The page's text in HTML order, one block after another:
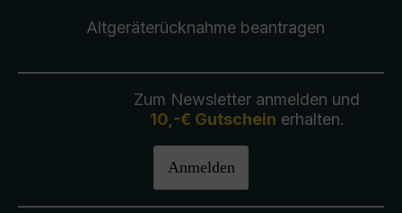
Altgeräterücknahmebeantragen
Zum Newsletter anmelden und
10,-€ Gutschein erhalten.
Anmelden